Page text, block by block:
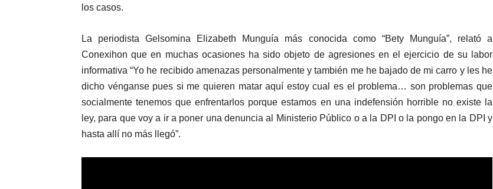
los casos.
La periodista Gelsomina Elizabeth Munguía más conocida como “Bety Munguía”, relató a
Conexihon que en muchas ocasiones ha sido objeto de agresiones en el ejercicio de su labor
informativa “Yo he recibido amenazas personalmente y también me he bajado de mi carro y les he
dicho vénganse pues si me quieren matar aquí estoy cual es el problema… son problemas que
socialmente tenemos que enfrentarlos porque estamos en una indefensión horrible no existe la
ley, para que voy a ir a poner una denuncia al Ministerio Público o a la DPI o la pongo en la DPI y
hasta allí no más llegó”.